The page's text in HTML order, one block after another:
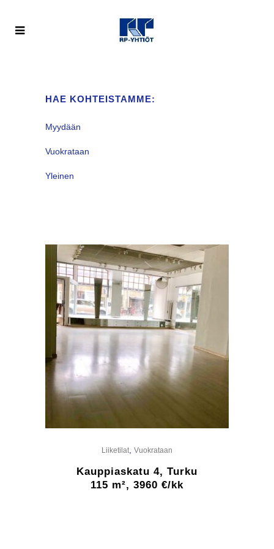
HAE KOHTEISTAMME:
Myydään
Vuokrataan
Yleinen
Liiketilat Vuokrataan
Kauppiaskatu 4, Turku
115 m², 3960 €/kk